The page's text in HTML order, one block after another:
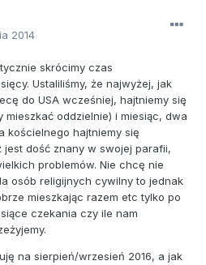
2014
skrócimy czas
Ustaliliśmy, że najwyżej, jak
do USA wcześniej, hajtniemy się
oddzielnie) i miesiąc, dwa
kościelnego hajtniemy się
jest dość znany w swojej parafii,
problemów. Nie chcę nie
osób religijnych cywilny to jednak
mieszkając razem etc tylko po
czekania czy ile nam
na sierpień/wrzesień 2016, a jak